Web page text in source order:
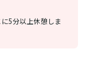
5分以上休憩しま